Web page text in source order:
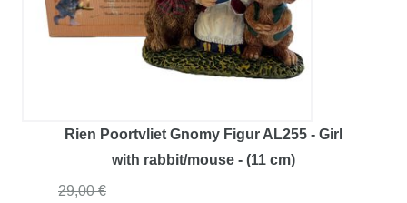
Rien Poortvliet Gnomy Figur AL255 - Girl
with rabbit/mouse - (11 cm)
29,00 €